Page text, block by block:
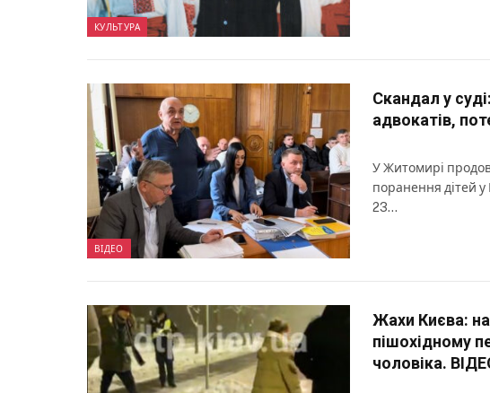
КУЛЬТУРА
ВІДЕО
Скандал у
адвокатів,
У Житомирі
поранення дітей у
23…
Жахи Києва: на
пішохідному
чоловіка.